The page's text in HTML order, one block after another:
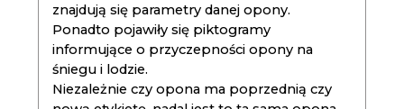
znajdują się parametry danej opony.
Ponadto pojawiły się piktogramy
informujące o przyczepności opony na
śniegu i lodzie.
Niezależnie czy opona ma poprzednią czy